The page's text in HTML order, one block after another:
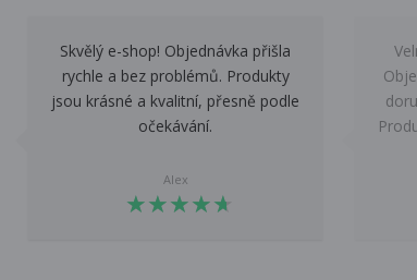
Skvělý e-shop! Objednávka přišla
rychle a bez problémů. Produkty
jsou krásné a kvalitní, přesně podle
očekávání.
Alex
★★★★★
★★★★★